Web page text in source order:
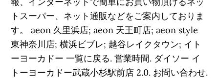
トスーパー、ネット通販などをご案内しておりま
す。 aeon 久里浜店; aeon 天王町店; aeon style
東神奈川店; 横浜ビブレ; 越谷レイクタウン; イト
ーヨーカドー 一覧に戻る. 営業時間. ダイソー イ
トーヨーカドー武蔵小杉駅前店 2.0. お問い合わせ.